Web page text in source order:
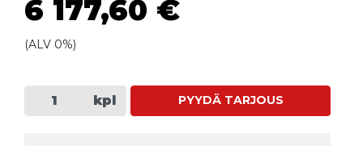
6 177,60 €
(ALV 0%)
kpl PYYDÄ TARJOUS